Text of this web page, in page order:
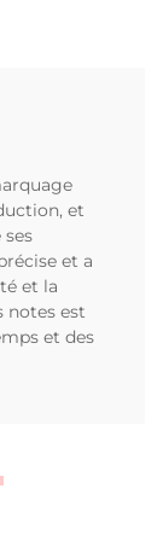
et
et a
et la
notes est
et des